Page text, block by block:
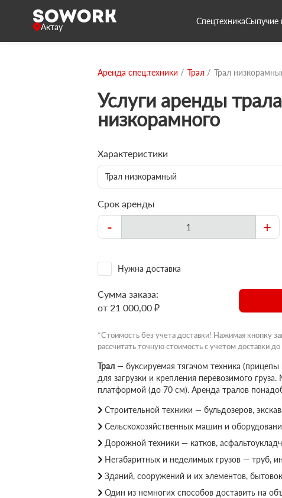
Актау
СпецтехникаСыпучие
Аренда спец.техники Трал Трал
Услуги аренды трала
низкорамного
Характеристики
Трал низкорамный
Срок аренды
- +
Нужна доставка
Сумма заказа:
от 21 000,00 ₽
*Стоимость без учета доставки! Нажимая кнопку
рассчитать точную стоимость с учетом доставки до
Трал — буксируемая тягачом техника
для загрузки и крепления перевозимого
платформой (до 70 см). Аренда тралов
Строительной техники — бульдозеров,
Сельскохозяйственных машин и
Дорожной техники — катков,
Негабаритных и неделимых грузов — труб,
Зданий, сооружений и их элементов,
Один из немногих способов доставить на